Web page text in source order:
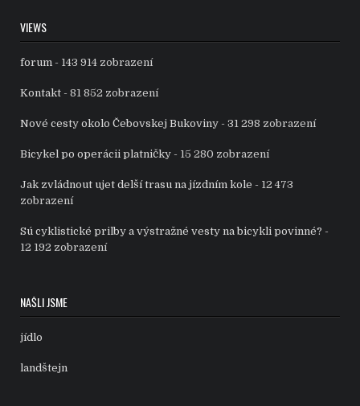
VIEWS
forum - 143 914 zobrazení
Kontakt - 81 852 zobrazení
Nové cesty okolo Čebovskej Bukoviny - 31 298 zobrazení
Bicykel po operácii platničky - 15 280 zobrazení
Jak zvládnout ujet delší trasu na jízdním kole - 12 473
zobrazení
Sú cyklistické prilby a výstražné vesty na bicykli povinné? -
12 192 zobrazení
NAŠLI JSME
jídlo
landštejn